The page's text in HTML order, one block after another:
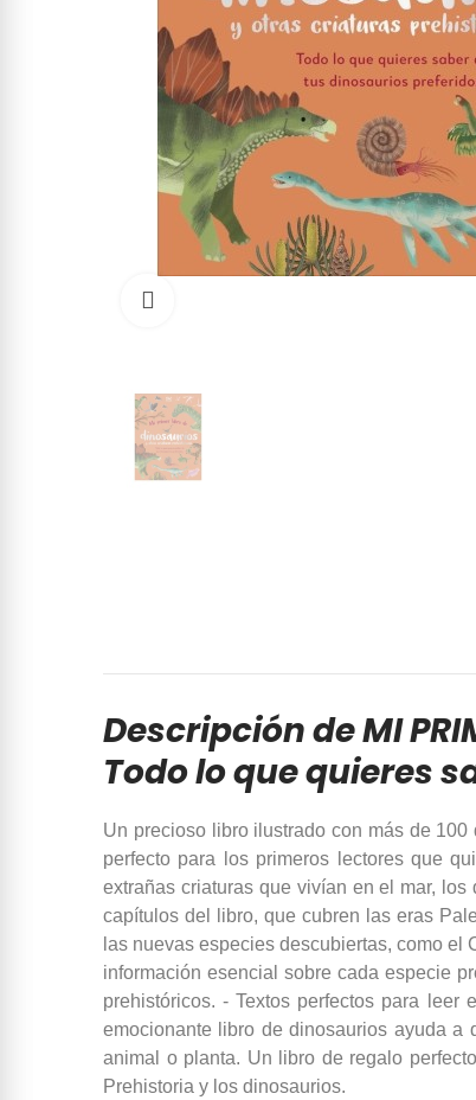
Descripción de MI
Todo lo que quieres
Un precioso libro ilustrado con más de
perfecto para los primeros lectores que
extrañas criaturas que vivían en el mar,
capítulos del libro, que cubren las eras
las nuevas especies descubiertas, como
información esencial sobre cada especie
prehistóricos. - Textos perfectos para
emocionante libro de dinosaurios ayuda a
animal o planta. Un libro de regalo
Prehistoria y los dinosaurios.